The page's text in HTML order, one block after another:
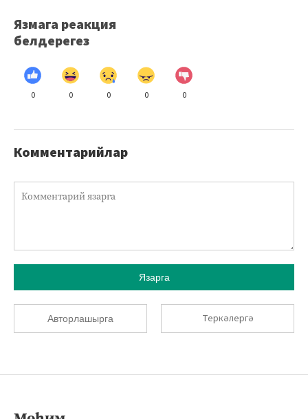
Язмага реакция
белдерегез
0 0 0 0 0
Комментарийлар
Язарга
Авторлашырга Теркәлергә